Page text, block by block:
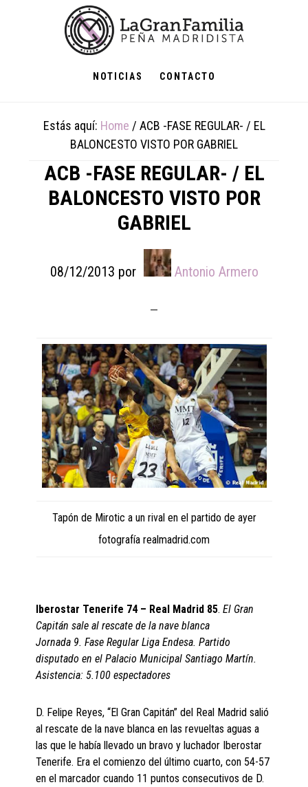
NOTICIAS CONTACTO
Estás aquí: Home / ACB -FASE REGULAR- / EL
BALONCESTO VISTO POR GABRIEL
ACB -FASE REGULAR- / EL
BALONCESTO VISTO POR
GABRIEL
08/12/2013 por Antonio Armero
Tapón de Mirotic a un rival en el partido de ayer
fotografía realmadrid.com
Iberostar Tenerife 74 – Real Madrid 85.El Gran
Capitán sale al rescate de la nave blanca
Jornada 9. Fase Regular Liga Endesa. Partido
disputado en el Palacio Municipal Santiago Martín.
Asistencia: 5.100 espectadores
D. Felipe Reyes, “El Gran Capitán” del Real Madrid salió
al rescate de la nave blanca en las revueltas aguas a
las que le había llevado un bravo y luchador Iberostar
Tenerife. Era el comienzo del último cuarto, con 54-57
en el marcador cuando 11 puntos consecutivos de D.